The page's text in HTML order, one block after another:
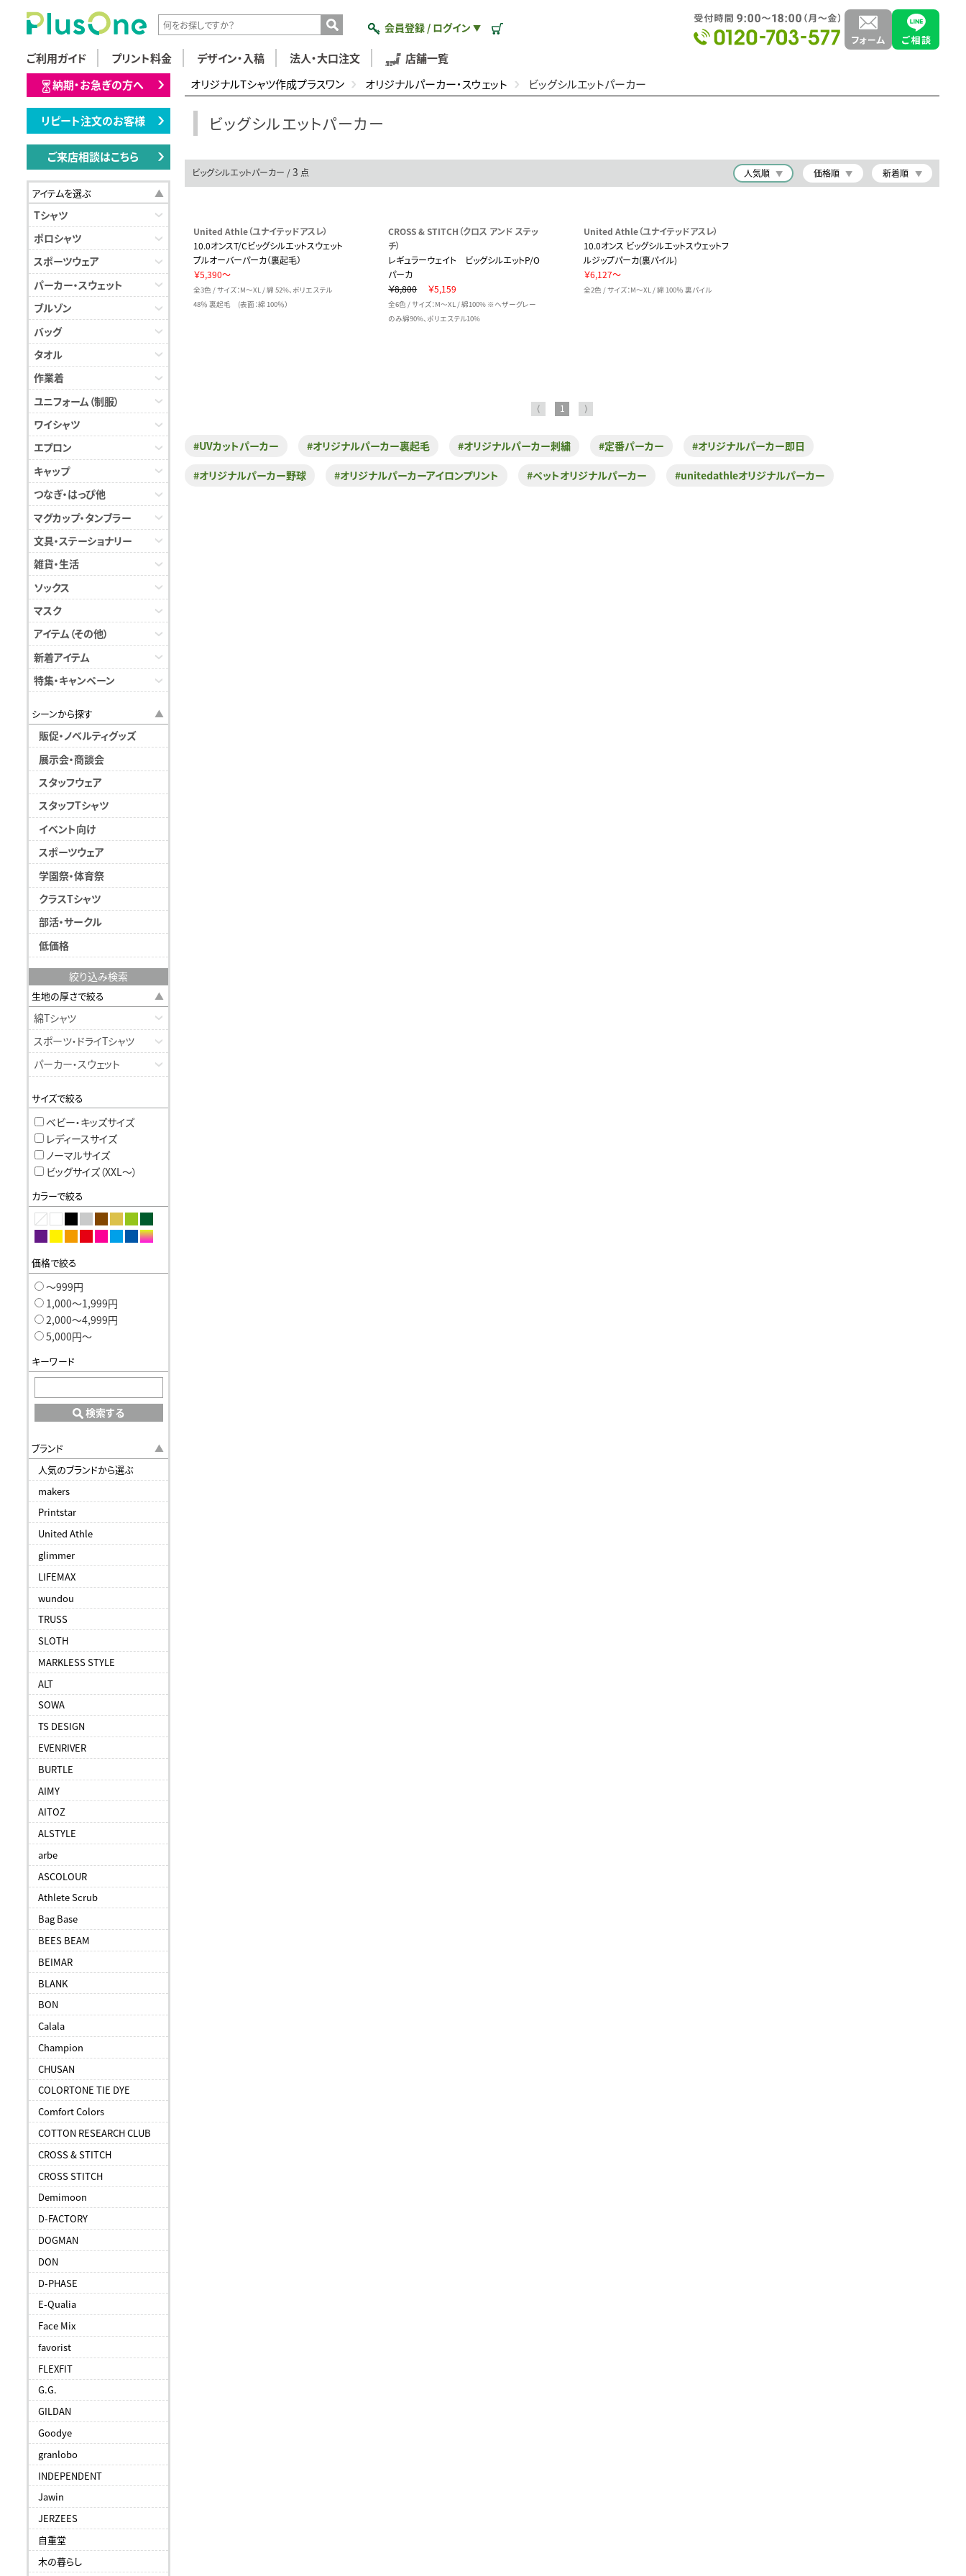
会員登録 / ログイン ▼
ご利用ガイド プリント料金 デザイン・入稿 法人・大口注文
店舗一覧
納期・お急ぎの方へ
リピート注文のお客様
ご来店相談はこちら
アイテムを選ぶ
Tシャツ
ポロシャツ
スポーツウェア
パーカー・スウェット
ブルゾン
バッグ
タオル
作業着
ユニフォーム（制服）
ワイシャツ
エプロン
キャップ
つなぎ・はっぴ他
マグカップ・タンブラー
文具・ステーショナリー
雑貨・生活
ソックス
マスク
アイテム（その他）
新着アイテム
特集・キャンペーン
シーンから探す
販促・ノベルティグッズ
展示会・商談会
スタッフウェア
スタッフTシャツ
イベント向け
スポーツウェア
学園祭・体育祭
クラスTシャツ
部活・サークル
低価格
絞り込み検索
生地の厚さで絞る
綿Tシャツ
スポーツ・ドライTシャツ
パーカー・スウェット
サイズで絞る
ベビー・キッズサイズ
レディースサイズ
ノーマルサイズ
ビッグサイズ（XXL〜）
カラーで絞る
価格で絞る
〜999円
1,000〜1,999円
2,000〜4,999円
5,000円〜
キーワード
検索する
ブランド
人気のブランドから選ぶ
makers
Printstar
United Athle
glimmer
LIFEMAX
wundou
TRUSS
SLOTH
MARKLESS STYLE
ALT
SOWA
TS DESIGN
EVENRIVER
BURTLE
AIMY
AITOZ
ALSTYLE
arbe
ASCOLOUR
Athlete Scrub
Bag Base
BEES BEAM
BEIMAR
BLANK
BON
Calala
Champion
CHUSAN
COLORTONE TIE DYE
Comfort Colors
COTTON RESEARCH CLUB
CROSS & STITCH
CROSS STITCH
Demimoon
D-FACTORY
DOGMAN
DON
D-PHASE
E-Qualia
Face Mix
favorist
FLEXFIT
G.G.
GILDAN
Goodye
granlobo
INDEPENDENT
Jawin
JERZEES
自重堂
木の暮らし
オリジナルTシャツ作成プラスワン オリジナルパーカー・スウェット ビッグシルエットパーカー
ビッグシルエットパーカー
ビッグシルエットパーカー /3 点 人気順 価格順 新着順
United Athle（ユナイテッドアスレ）
10.0オンスT/Cビッグシルエットスウェット
プルオーバーパーカ（裏起毛）
￥5,390～
全3色 / サイズ：M～XL / 綿 52%、ポリエステル
48％ 裏起毛 (表面：綿 100％）
CROSS & STITCH（クロス アンド ステッ
チ）
レギュラーウェイト ビッグシルエットP/O
パーカ
￥8,800
￥5,159
全6色 / サイズ：M～XL / 綿100% ※ヘザーグレー
のみ綿90%、ポリエステル10%
United Athle（ユナイテッドアスレ）
10.0オンス ビッグシルエットスウェットフ
ルジップパーカ(裏パイル)
￥6,127～
全2色 / サイズ：M～XL / 綿 100％ 裏パイル
⟨ 1 ⟩
#UVカットパーカー #オリジナルパーカー裏起毛 #オリジナルパーカー刺繍 #定番パーカー #オリジナルパーカー即日
#オリジナルパーカー野球 #オリジナルパーカーアイロンプリント #ペットオリジナルパーカー #unitedathleオリジナルパーカー